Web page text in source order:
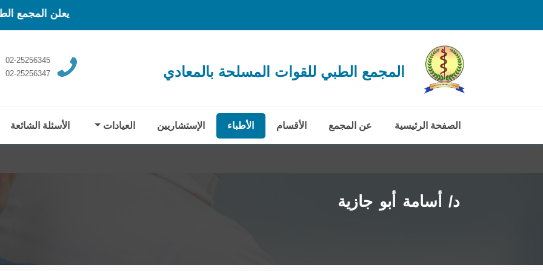
يعلن المجمع الطبي عن بدء
المجمع الطبي للقوات المسلحة بالمعادي
02-25256345
02-25256347
الصفحة الرئيسية عن المجمع الأقسام الأطباء الإستشاريين العيادات الأسئلة الشائعة
د/ أسامة أبو جازية